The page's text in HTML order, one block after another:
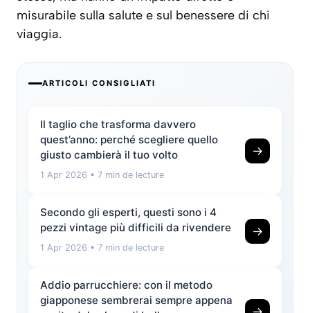
misurabile sulla salute e sul benessere di chi
viaggia.
ARTICOLI CONSIGLIATI
Il taglio che trasforma davvero
quest’anno: perché scegliere quello
giusto cambierà il tuo volto
1 Apr 2026 • 7 min de lecture
→
Secondo gli esperti, questi sono i 4
pezzi vintage più difficili da rivendere
1 Apr 2026 • 7 min de lecture
→
Addio parrucchiere: con il metodo
giapponese sembrerai sempre appena